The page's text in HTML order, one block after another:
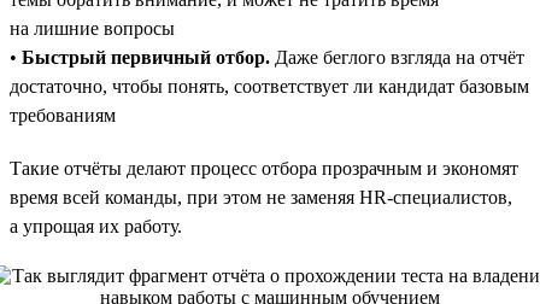
на лишние вопросы
• Быстрый первичный отбор. Даже беглого взгляда на отчёт
достаточно, чтобы понять, соответствует ли кандидат базовым
требованиям
Такие отчёты делают процесс отбора прозрачным и экономят
время всей команды, при этом не заменяя HR-специалистов,
а упрощая их работу.